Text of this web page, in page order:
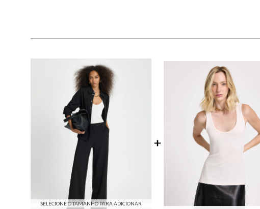
SELECIONE O TAMANHO PARA ADICIONAR